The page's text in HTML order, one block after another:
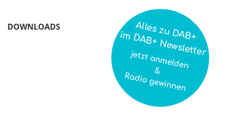
DOWNLOADS Alles zu DAB+
im DAB+ Newsletter
jetzt anmelden
&
Radio gewinnen